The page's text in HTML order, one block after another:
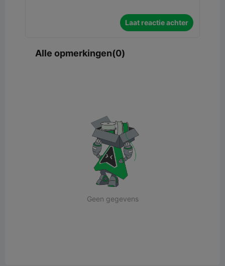
Laat reactie achter
Alle opmerkingen(0)
Geen gegevens